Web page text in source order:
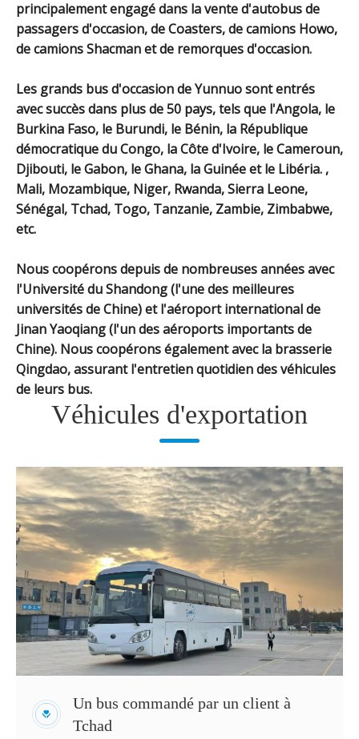
principalement engagé dans la vente d'autobus de
passagers d'occasion, de Coasters, de camions Howo,
de camions Shacman et de remorques d'occasion.
Les grands bus d'occasion de Yunnuo sont entrés
avec succès dans plus de 50 pays, tels que l'Angola, le
Burkina Faso, le Burundi, le Bénin, la République
démocratique du Congo, la Côte d'Ivoire, le Cameroun,
Djibouti, le Gabon, le Ghana, la Guinée et le Libéria. ,
Mali, Mozambique, Niger, Rwanda, Sierra Leone,
Sénégal, Tchad, Togo, Tanzanie, Zambie, Zimbabwe,
etc.
Nous coopérons depuis de nombreuses années avec
l'Université du Shandong (l'une des meilleures
universités de Chine) et l'aéroport international de
Jinan Yaoqiang (l'un des aéroports importants de
Chine). Nous coopérons également avec la brasserie
Qingdao, assurant l'entretien quotidien des véhicules
de leurs bus.
Véhicules d'exportation
Un bus commandé par un client à
Tchad